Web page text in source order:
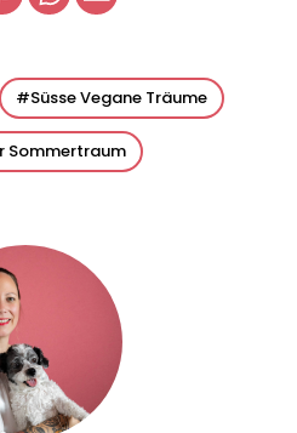
Süsse Vegane Träume
Sommertraum